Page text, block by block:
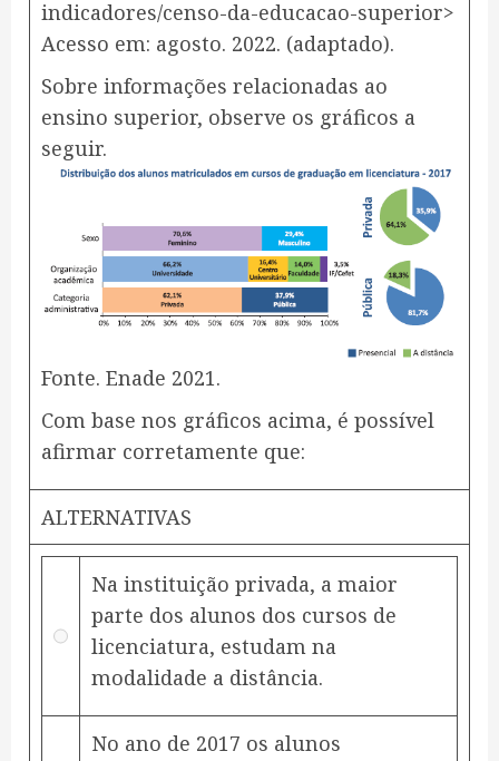
indicadores/censo-da-educacao-superior>
Acesso em: agosto. 2022. (adaptado).
Sobre informações relacionadas ao
ensino superior, observe os gráficos a
seguir.
Fonte. Enade 2021.
Com base nos gráficos acima, é possível
afirmar corretamente que:
ALTERNATIVAS
Na instituição privada, a maior
parte dos alunos dos cursos de
licenciatura, estudam na
modalidade a distância.
No ano de 2017 os alunos